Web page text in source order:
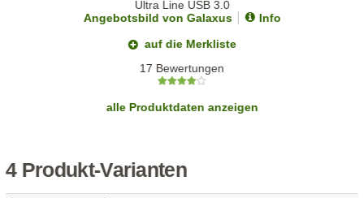
Angebotsbild von Galaxus
Info
auf die Merkliste
17 Bewertungen
alle Produktdaten anzeigen
4 Produkt-Varianten